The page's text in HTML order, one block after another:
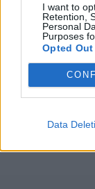
I want to
Retention,
Personal
Purposes
Opted Out
Data